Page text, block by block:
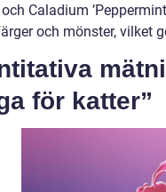
Caladium
och mönster, vilket
för katter”